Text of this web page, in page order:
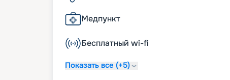
Медпункт
Бесплатный wi-fi
Показать все (+5)